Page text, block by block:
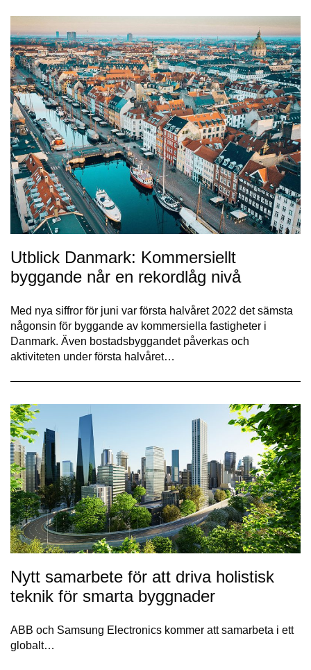
Utblick Danmark: Kommersiellt
byggande når en rekordlåg nivå
Med nya siffror för juni var första halvåret 2022 det sämsta
någonsin för byggande av kommersiella fastigheter i
Danmark. Även bostadsbyggandet påverkas och
aktiviteten under första halvåret…
Nytt samarbete för att driva holistisk
teknik för smarta byggnader
ABB och Samsung Electronics kommer att samarbeta i ett
globalt…